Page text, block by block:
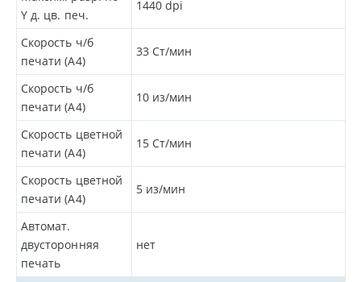
Y д. цв. печ.
1440dpi
Скорость ч/б
печати (A4)
33 Ст/мин
Скорость ч/б
печати (A4)
10 из/мин
Скорость цветной
печати (A4)
15 Ст/мин
Скорость цветной
печати (A4)
5 из/мин
Автомат.
двусторонняя
печать
нет